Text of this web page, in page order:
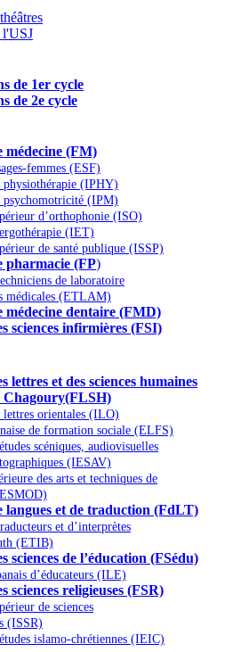
l'USJ
de 1er cycle
de 2e cycle
médecine (FM)
femmes (ESF)
physiothérapie (IPHY)
psychomotricité (IPM)
d’orthophonie (ISO)
(IET)
de santé publique (ISSP)
pharmacie (FP)
de laboratoire
médicales (ETLAM)
médecine dentaire (FMD)
sciences infirmières (FSI)
lettres et des sciences humaines
Chagoury(FLSH)
orientales (ILO)
de formation sociale (ELFS)
scéniques, audiovisuelles
(IESAV)
des arts et techniques de
langues et de traduction (FdLT)
et d’interprètes
(ETIB)
sciences de l’éducation (FSédu)
d’éducateurs (ILE)
sciences religieuses (FSR)
de sciences
(ISSR)
islamo-chrétiennes (IEIC)